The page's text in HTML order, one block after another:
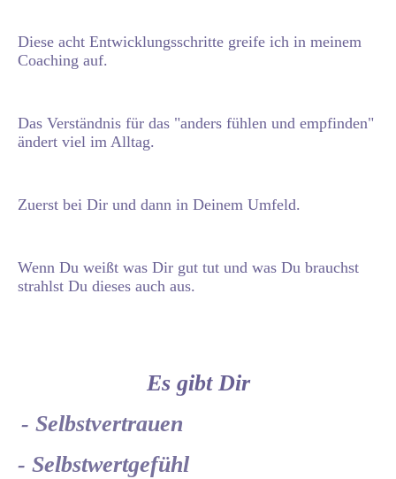
Diese acht Entwicklungsschritte greife ich in meinem
Coaching auf.
Das Verständnis für das "anders fühlen und empfinden"
ändert viel im Alltag.
Zuerst bei Dir und dann in Deinem Umfeld.
Wenn Du weißt was Dir gut tut und was Du brauchst
strahlst Du dieses auch aus.
Es gibt Dir
- Selbstvertrauen
- Selbstwertgefühl